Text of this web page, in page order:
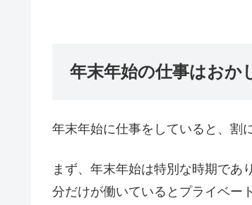
年末年始の仕事はおか
年末年始に仕事をしていると、割
まず、年末年始は特別な時期であ
分だけが働いているとプライベー